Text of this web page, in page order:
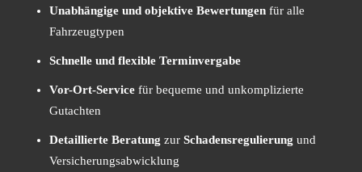
Unabhängige und objektive Bewertungen für alle
Fahrzeugtypen
Schnelle und flexible Terminvergabe
Vor-Ort-Service für bequeme und unkomplizierte
Gutachten
Detaillierte Beratung zur Schadensregulierung und
Versicherungsabwicklung